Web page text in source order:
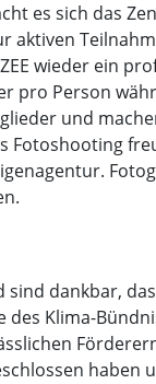
es sich das
aktiven
wieder ein
pro Person
und
Fotoshooting
dankbar,
des Klima-
haben